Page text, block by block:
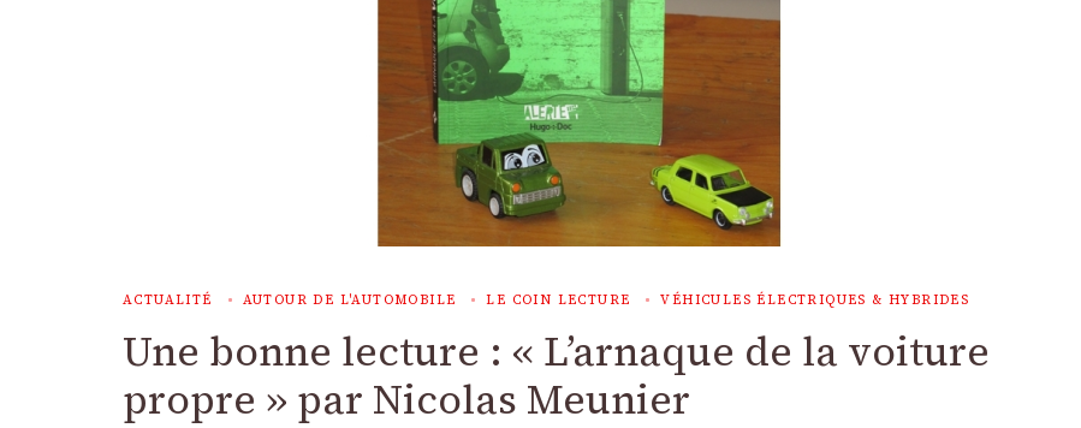
ACTUALITÉ AUTOUR DE L'AUTOMOBILE LE COIN LECTURE VÉHICULES ÉLECTRIQUES & HYBRIDES
Une bonne lecture : « L’arnaque de la voiture
propre » par Nicolas Meunier